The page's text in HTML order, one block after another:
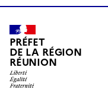
PRÉFET
DE LA RÉGION
RÉUNION